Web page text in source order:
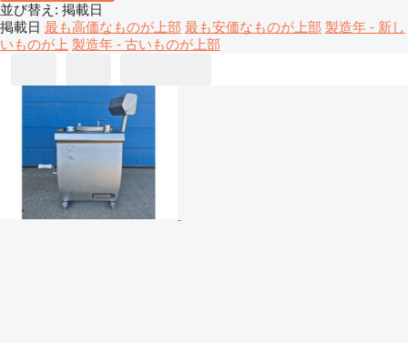
並び替え : 掲載日
掲載日 最も高価なものが上部 最も安価なものが上部 製造年 - 新し
いものが上 製造年 - 古いものが上部